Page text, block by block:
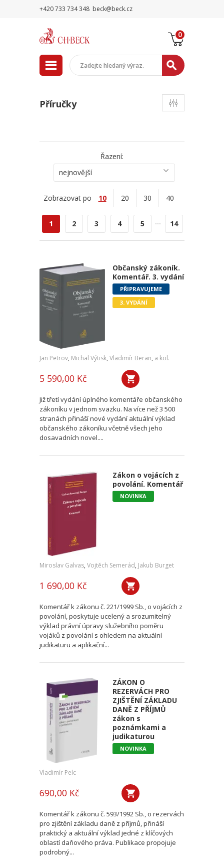
+420 733 734 348 beck@beck.cz
0
Příručky
Řazení:
nejnovější
Zobrazovat po 10 20 30 40
1 2 3 4 5 ... 14
Občanský zákoník.
Komentář. 3. vydání
PŘIPRAVUJEME
3. VYDÁNÍ
Jan Petrov, Michal Výtisk, Vladimír Beran, a kol.
5 590,00 Kč
Již třetí vydání úplného komentáře občanského
zákoníku v jednom svazku. Na více než 3 500
stranách přináší nové vydání aktuální výklad
občanského zákoníku včetně všech jeho
dosavadních novel....
Zákon o vojácích z
povolání. Komentář
NOVINKA
Miroslav Galvas, Vojtěch Semerád, Jakub Burget
1 690,00 Kč
Komentář k zákonu č. 221/1999 Sb., o vojácích z
povolání, poskytuje ucelený a srozumitelný
výklad právní úpravy služebního poměru
vojáků z povolání s ohledem na aktuální
judikaturu a aplikační...
ZÁKON O
REZERVÁCH PRO
ZJIŠTĚNÍ ZÁKLADU
DANĚ Z PŘÍJMŮ
zákon s
poznámkami a
judikaturou
NOVINKA
Vladimír Pelc
690,00 Kč
Komentář k zákonu č. 593/1992 Sb., o rezervách
pro zjištění základu daně z příjmů, přináší
praktický a aktuální výklad jedné z klíčových
oblastí daňového práva. Publikace propojuje
podrobný...